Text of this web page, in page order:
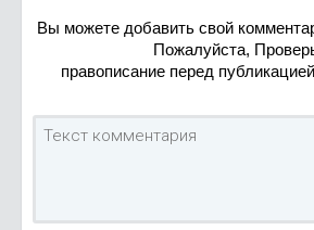
Вы можете добавить свой
Пожалуйста,
правописание перед